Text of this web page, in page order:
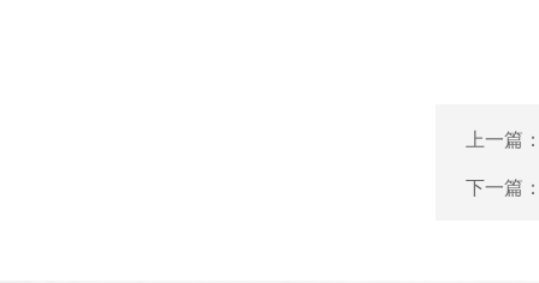
上一篇
下一篇